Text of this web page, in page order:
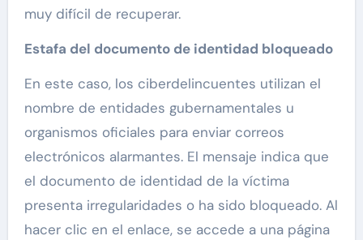
muy difícil de recuperar.
Estafa del documento de identidad bloqueado
En este caso, los ciberdelincuentes utilizan el
nombre de entidades gubernamentales u
organismos oficiales para enviar correos
electrónicos alarmantes. El mensaje indica que
el documento de identidad de la víctima
presenta irregularidades o ha sido bloqueado. Al
hacer clic en el enlace, se accede a una página